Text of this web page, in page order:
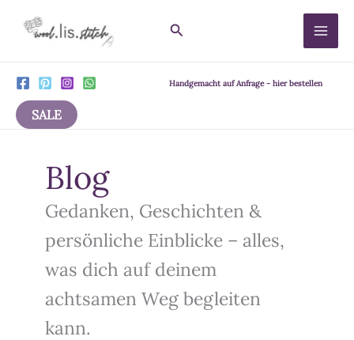
Inhalt
Suchen
Handgemacht auf Anfrage - hier bestellen
SALE
Blog
Gedanken, Geschichten &
persönliche Einblicke – alles,
was dich auf deinem
achtsamen Weg begleiten
kann.